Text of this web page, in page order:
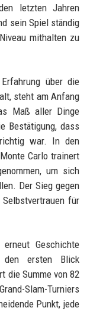
letzten Jahren
sein Spiel ständig
mithalten zu
über die
steht am Anfang
Maß aller Dinge
Bestätigung, dass
war. In den
Carlo trainert
um sich
Der Sieg gegen
für
Geschichte
ersten Blick
die Summe von 82
Slam-Turniers
Punkt, jede